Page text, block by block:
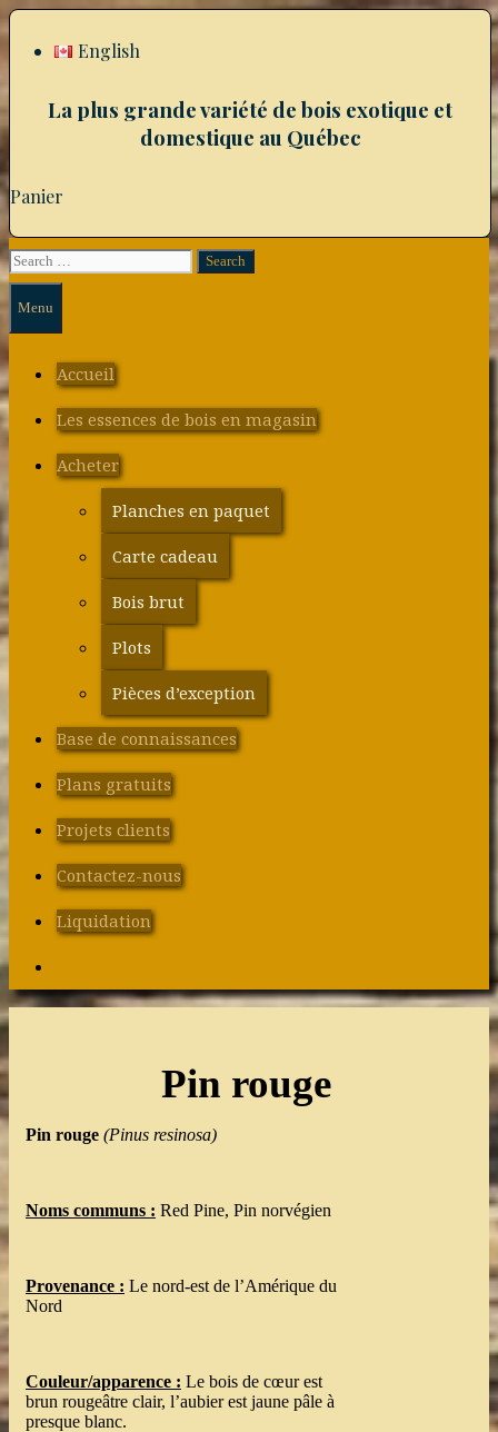
Skip
content
English
La plus grande variété de bois exotique et
domestique au Québec
Panier
Search
for:
Search
Menu
Accueil
Les essences de bois en magasin
Acheter
Planches en paquet
Carte cadeau
Bois brut
Plots
Pièces d’exception
Base de connaissances
Plans gratuits
Projets clients
Contactez-nous
Liquidation
Pin rouge
Pin rouge (Pinus resinosa)
Noms communs : Red Pine, Pin norvégien
Provenance : Le nord-est de l’Amérique du
Nord
Couleur/apparence : Le bois de cœur est
brun rougeâtre clair, l’aubier est jaune pâle à
presque blanc.